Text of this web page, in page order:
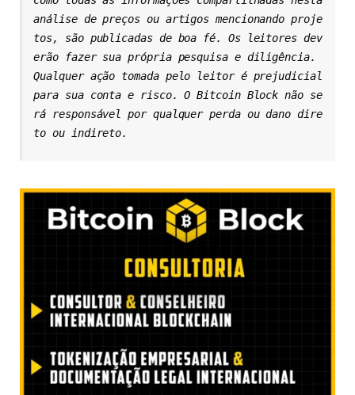
análise de preços ou artigos mencionando proje
tos, são publicadas de boa fé. Os leitores dev
erão fazer sua própria pesquisa e diligência.
Qualquer ação tomada pelo leitor é prejudicial
para sua conta e risco. O Bitcoin Block não se
rá responsável por qualquer perda ou dano dire
to ou indireto.